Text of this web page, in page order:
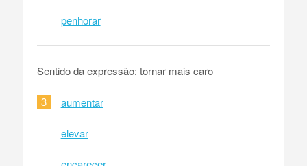
penhorar
Sentido da expressão: tornar mais caro
3 aumentar
elevar